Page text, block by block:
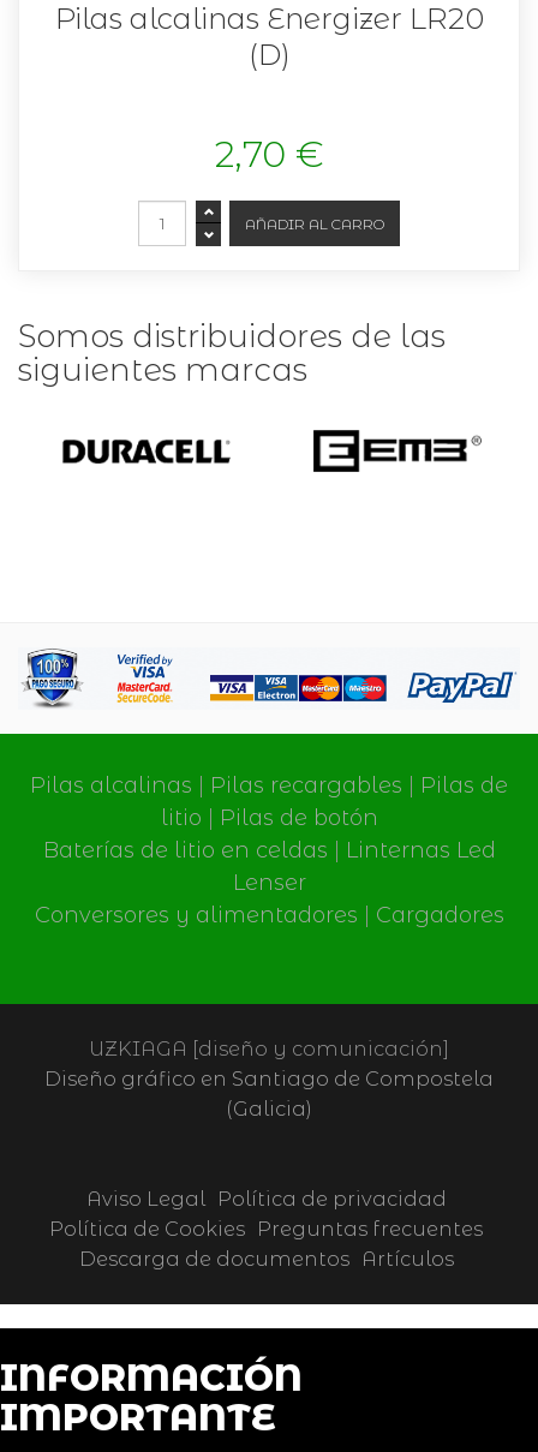
Pilas alcalinas Energizer LR20
(D)
2,70 €
Somos distribuidores de las
siguientes marcas
Pilas alcalinas Pilas recargables
Pilas de
litio
Pilas de botón
Baterías de litio en celdas
Linternas Led
Lenser
Conversores y alimentadores
Cargadores
UZKIAGA [diseño y comunicación]
Diseño gráfico en Santiago de Compostela
(Galicia)
Aviso Legal
Política de privacidad
Política de Cookies Preguntas frecuentes
Descarga de documentos
Artículos
INFORMACIÓN
IMPORTANTE